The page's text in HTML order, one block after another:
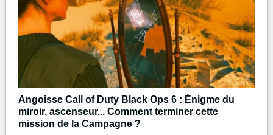
Angoisse Call of Duty Black Ops 6 : Énigme du
miroir, ascenseur... Comment terminer cette
mission de la Campagne ?